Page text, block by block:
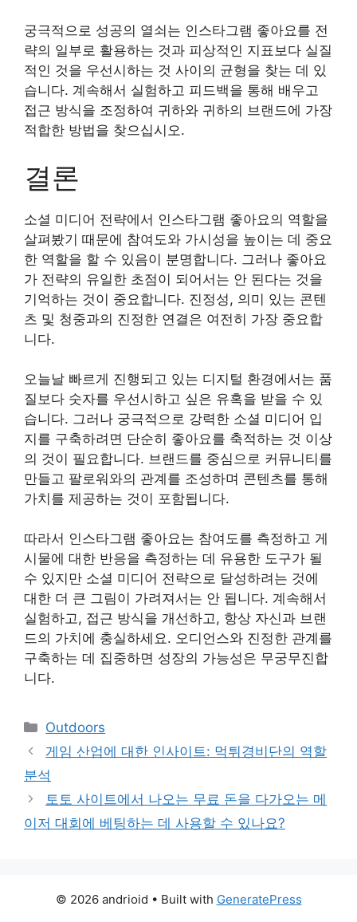
궁극적으로 성공의 열쇠는 인스타그램 좋아요를 전
략의 일부로 활용하는 것과 피상적인 지표보다 실질
적인 것을 우선시하는 것 사이의 균형을 찾는 데 있
습니다. 계속해서 실험하고 피드백을 통해 배우고
접근 방식을 조정하여 귀하와 귀하의 브랜드에 가장
적합한 방법을 찾으십시오.
결론
소셜 미디어 전략에서 인스타그램 좋아요의 역할을
살펴봤기 때문에 참여도와 가시성을 높이는 데 중요
한 역할을 할 수 있음이 분명합니다. 그러나 좋아요
가 전략의 유일한 초점이 되어서는 안 된다는 것을
기억하는 것이 중요합니다. 진정성, 의미 있는 콘텐
츠 및 청중과의 진정한 연결은 여전히 가장 중요합
니다.
오늘날 빠르게 진행되고 있는 디지털 환경에서는 품
질보다 숫자를 우선시하고 싶은 유혹을 받을 수 있
습니다. 그러나 궁극적으로 강력한 소셜 미디어 입
지를 구축하려면 단순히 좋아요를 축적하는 것 이상
의 것이 필요합니다. 브랜드를 중심으로 커뮤니티를
만들고 팔로워와의 관계를 조성하며 콘텐츠를 통해
가치를 제공하는 것이 포함됩니다.
따라서 인스타그램 좋아요는 참여도를 측정하고 게
시물에 대한 반응을 측정하는 데 유용한 도구가 될
수 있지만 소셜 미디어 전략으로 달성하려는 것에
대한 더 큰 그림이 가려져서는 안 됩니다. 계속해서
실험하고, 접근 방식을 개선하고, 항상 자신과 브랜
드의 가치에 충실하세요. 오디언스와 진정한 관계를
구축하는 데 집중하면 성장의 가능성은 무궁무진합
니다.
Categories
Outdoors
게임 산업에 대한 인사이트: 먹튀경비단의 역할
분석
토토 사이트에서 나오는 무료 돈을 다가오는 메
이저 대회에 베팅하는 데 사용할 수 있나요?
© 2026 andrioid • Built with GeneratePress